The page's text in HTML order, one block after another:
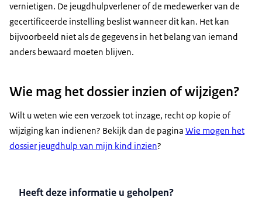
vernietigen. De jeugdhulpverlener of de medewerker van de
gecertificeerde instelling beslist wanneer dit kan. Het kan
bijvoorbeeld niet als de gegevens in het belang van iemand
anders bewaard moeten blijven.
Wie mag het dossier inzien of wijzigen?
Wilt u weten wie een verzoek tot inzage, recht op kopie of
wijziging kan indienen? Bekijk dan de pagina Wie mogen het
dossier jeugdhulp van mijn kind inzien?
Heeft deze informatie u geholpen?